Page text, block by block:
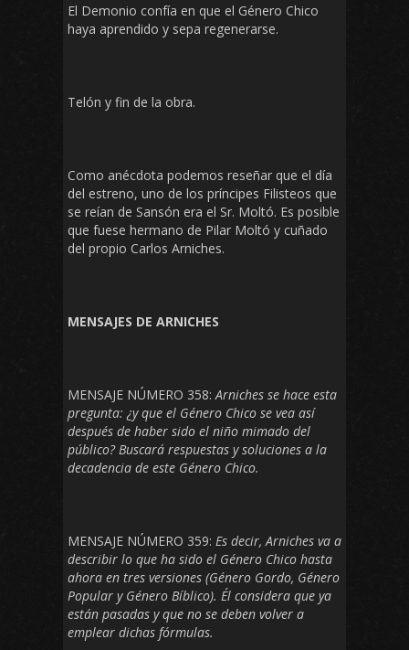
El Demonio confía en que el Género Chico
haya aprendido y sepa regenerarse.
Telón y fin de la obra.
Como anécdota podemos reseñar que el día
del estreno, uno de los príncipes Filisteos que
se reían de Sansón era el Sr. Moltó. Es posible
que fuese hermano de Pilar Moltó y cuñado
del propio Carlos Arniches.
MENSAJES DE ARNICHES
MENSAJE NÚMERO 358:Arniches se hace esta
pregunta: ¿y que el Género Chico se vea así
después de haber sido el niño mimado del
público? Buscará respuestas y soluciones a la
decadencia de este Género Chico.
MENSAJE NÚMERO 359: Es decir, Arniches va a
describir lo que ha sido el Género Chico hasta
ahora en tres versiones (Género Gordo, Género
Popular y Género Bíblico). Él considera que ya
están pasadas y que no se deben volver a
emplear dichas fórmulas.